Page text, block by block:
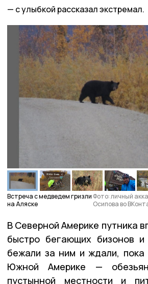
с улыбкой рассказал экстремал.
Встреча с медведем гризли
на Аляске
Фото: личный
Осипова во
В Северной Америке путника
быстро бегающих бизонов и
бежали за ним и ждали,
Южной Америке —
пустынной местности и